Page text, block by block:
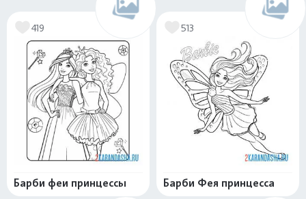
419
Барби феи принцессы
513
Барби Фея принцесса